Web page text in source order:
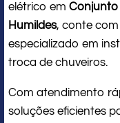
elétrico em
Humildes, conte com
especializado em
troca de chuveiros.
Com atendimento
soluções eficientes